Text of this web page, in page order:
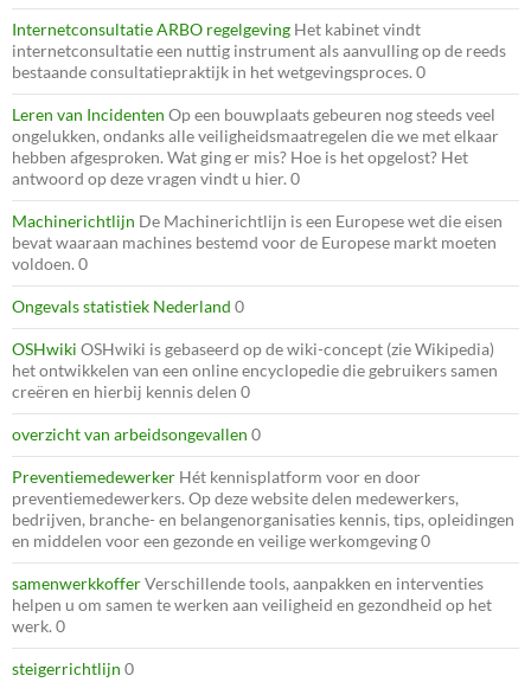
Internetconsultatie ARBO regelgeving Het kabinet vindt
internetconsultatie een nuttig instrument als aanvulling op de reeds
bestaande consultatiepraktijk in het wetgevingsproces. 0
Leren van Incidenten Op een bouwplaats gebeuren nog steeds veel
ongelukken, ondanks alle veiligheidsmaatregelen die we met elkaar
hebben afgesproken. Wat ging er mis? Hoe is het opgelost? Het
antwoord op deze vragen vindt u hier. 0
Machinerichtlijn De Machinerichtlijn is een Europese wet die eisen
bevat waaraan machines bestemd voor de Europese markt moeten
voldoen. 0
Ongevals statistiek Nederland 0
OSHwiki OSHwiki is gebaseerd op de wiki-concept (zie Wikipedia)
het ontwikkelen van een online encyclopedie die gebruikers samen
creëren en hierbij kennis delen 0
overzicht van arbeidsongevallen 0
Preventiemedewerker Hét kennisplatform voor en door
preventiemedewerkers. Op deze website delen medewerkers,
bedrijven, branche- en belangenorganisaties kennis, tips, opleidingen
en middelen voor een gezonde en veilige werkomgeving 0
samenwerkkofferVerschillende tools, aanpakken en interventies
helpen u om samen te werken aan veiligheid en gezondheid op het
werk. 0
steigerrichtlijn 0